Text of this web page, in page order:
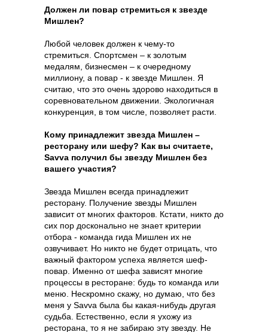
Должен ли повар стремиться к звезде
Мишлен?
Любой человек должен к чему-то
стремиться. Спортсмен – к золотым
медалям, бизнесмен – к очередному
миллиону, а повар - к звезде Мишлен. Я
считаю, что это очень здорово находиться в
соревновательном движении. Экологичная
конкуренция, в том числе, позволяет расти.
Кому принадлежит звезда Мишлен –
ресторану или шефу? Как вы считаете,
Savva получил бы звезду Мишлен без
вашего участия?
Звезда Мишлен всегда принадлежит
ресторану. Получение звезды Мишлен
зависит от многих факторов. Кстати, никто до
сих пор досконально не знает критерии
отбора - команда гида Мишлен их не
озвучивает. Но никто не будет отрицать, что
важный фактором успеха является шеф-
повар. Именно от шефа зависят многие
процессы в ресторане: будь то команда или
меню. Нескромно скажу, но думаю, что без
меня у Savva была бы какая-нибудь другая
судьба. Естественно, если я ухожу из
ресторана, то я не забираю эту звезду. Не